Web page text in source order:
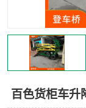
百色货柜车升